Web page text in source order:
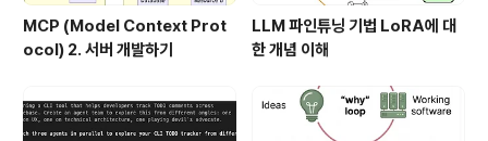
MCP (Model Context Prot
ocol) 2. 서버 개발하기
LLM 파인튜닝 기법 LoRA에 대
한 개념 이해